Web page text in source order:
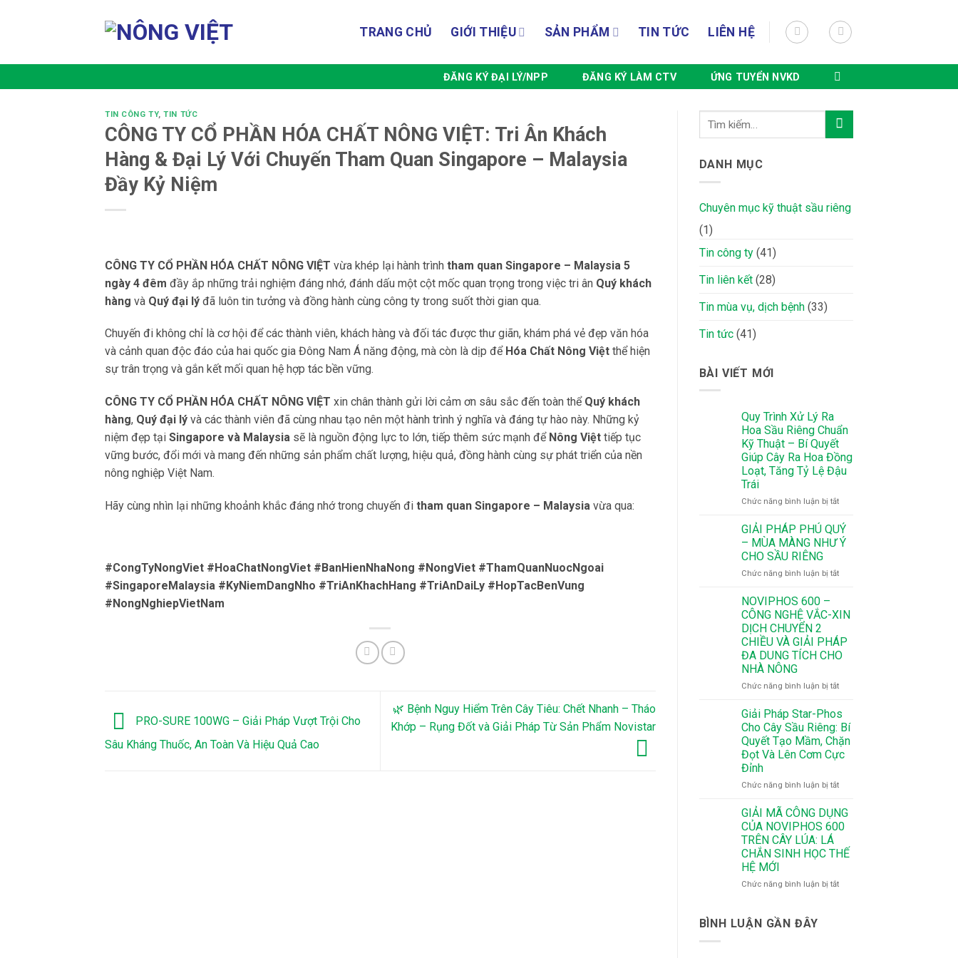
dung
TRANG CHỦ GIỚI THIỆU SẢN PHẨM TIN TỨC LIÊN HỆ
ĐĂNG KÝ ĐẠI LÝ/NPP ĐĂNG KÝ LÀM CTV ỨNG TUYỂN NVKD
TIN CÔNG TY,TIN TỨC
CÔNG TY CỔ PHẦN HÓA CHẤT NÔNG VIỆT: Tri Ân Khách
Hàng & Đại Lý Với Chuyến Tham Quan Singapore – Malaysia
Đầy Kỷ Niệm
CÔNG TY CỔ PHẦN HÓA CHẤT NÔNG VIỆT vừa khép lại hành trình tham quan Singapore – Malaysia 5
ngày 4 đêm đầy ắp những trải nghiệm đáng nhớ, đánh dấu một cột mốc quan trọng trong việc tri ân Quý khách
hàng và Quý đại lý đã luôn tin tưởng và đồng hành cùng công ty trong suốt thời gian qua.
Chuyến đi không chỉ là cơ hội để các thành viên, khách hàng và đối tác được thư giãn, khám phá vẻ đẹp văn hóa
và cảnh quan độc đáo của hai quốc gia Đông Nam Á năng động, mà còn là dịp để Hóa Chất Nông Việt thể hiện
sự trân trọng và gắn kết mối quan hệ hợp tác bền vững.
CÔNG TY CỔ PHẦN HÓA CHẤT NÔNG VIỆT xin chân thành gửi lời cảm ơn sâu sắc đến toàn thể Quý khách
hàng, Quý đại lý và các thành viên đã cùng nhau tạo nên một hành trình ý nghĩa và đáng tự hào này. Những kỷ
niệm đẹp tại Singapore và Malaysia sẽ là nguồn động lực to lớn, tiếp thêm sức mạnh để Nông Việt tiếp tục
vững bước, đổi mới và mang đến những sản phẩm chất lượng, hiệu quả, đồng hành cùng sự phát triển của nền
nông nghiệp Việt Nam.
Hãy cùng nhìn lại những khoảnh khắc đáng nhớ trong chuyến đi tham quan Singapore – Malaysia vừa qua:
#CongTyNongViet #HoaChatNongViet #BanHienNhaNong #NongViet #ThamQuanNuocNgoai
#SingaporeMalaysia #KyNiemDangNho #TriAnKhachHang #TriAnDaiLy #HopTacBenVung
#NongNghiepVietNam
PRO-SURE 100WG – Giải Pháp Vượt Trội Cho
Sâu Kháng Thuốc, An Toàn Và Hiệu Quả Cao
🌿 Bệnh Nguy Hiểm Trên Cây Tiêu: Chết Nhanh – Tháo
Khớp – Rụng Đốt và Giải Pháp Từ Sản Phẩm Novistar
DANH MỤC
Chuyên mục kỹ thuật sầu riêng
(1)
Tin công ty(41)
Tin liên kết(28)
Tin mùa vụ, dịch bệnh(33)
Tin tức(41)
BÀI VIẾT MỚI
Quy Trình Xử Lý Ra
Hoa Sầu Riêng Chuẩn
Kỹ Thuật – Bí Quyết
Giúp Cây Ra Hoa Đồng
Loạt, Tăng Tỷ Lệ Đậu
Trái
Chức năng bình luận bị tắtở
Trình
Xử
Lý
Hoa
Chuẩn
Thuật
–
Bí
Giúp
Hoa
Đồng
Loạt,
Tăng
GIẢI PHÁP PHÚ QUÝ
– MÙA MÀNG NHƯ Ý
CHO SẦU RIÊNG
Chức năng bình luận bị tắtở
PHÚ
QUÝ
–
MÙA
MÀNG
Ý
RIÊNG
NOVIPHOS 600 –
CÔNG NGHỆ VẮC-XIN
DỊCH CHUYỂN 2
CHIỀU VÀ GIẢI PHÁP
ĐA DUNG TÍCH CHO
NHÀ NÔNG
Chức năng bình luận bị tắtở
600
–
CÔNG
NGHỆ
VẮC-
DỊCH
2
CHIỀU
VÀ
PHÁP
DUNG
Giải Pháp Star-Phos
Cho Cây Sầu Riêng: Bí
Quyết Tạo Mầm, Chặn
Đọt Và Lên Cơm Cực
Đỉnh
Chức năng bình luận bị tắtở
Pháp
Star-
Phos
Cho
Cây
Riêng:
GIẢI MÃ CÔNG DỤNG
CỦA NOVIPHOS 600
TRÊN CÂY LÚA: LÁ
CHẮN SINH HỌC THẾ
HỆ MỚI
Chức năng bình luận bị tắtở
BÌNH LUẬN GẦN ĐÂY